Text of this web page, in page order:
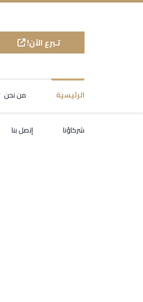
تـبرع الآن!
الرئيسية من نحن
شركاؤنا إتصل بنا